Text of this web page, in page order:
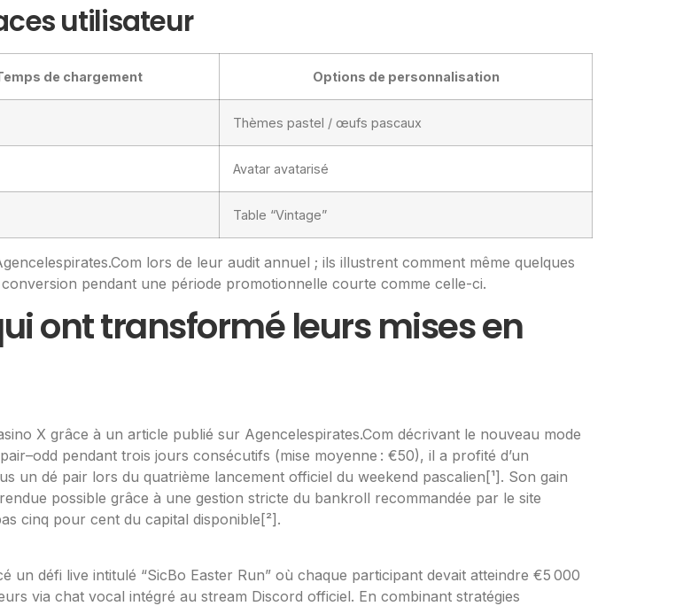
utilisateur
de chargement Options de personnalisation
Thèmes pastel / œufs pascaux
Avatar avatarisé
Table “Vintage”
lors de leur audit annuel ; ils illustrent comment même quelques
pendant une période promotionnelle courte comme celle-ci.
ont transformé leurs mises en
X grâce à un article publié sur Agencelespirates.Com décrivant le nouveau mode
pendant trois jours consécutifs (mise moyenne : €50), il a profité d’un
un dé pair lors du quatrième lancement officiel du weekend pascalien​[¹]​. Son gain
possible grâce à une gestion stricte du bankroll recommandée par le site
cinq pour cent du capital disponible​[²]​.
défi live intitulé “SicBo Easter Run” où chaque participant devait atteindre €5 000
via chat vocal intégré au stream Discord officiel​. En combinant stratégies